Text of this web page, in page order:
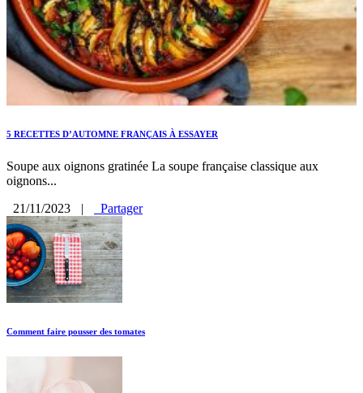
5 RECETTES D’AUTOMNE FRANÇAIS À ESSAYER
Soupe aux oignons gratinée La soupe française classique aux
oignons...
21/11/2023
| Partager
Comment faire pousser des tomates